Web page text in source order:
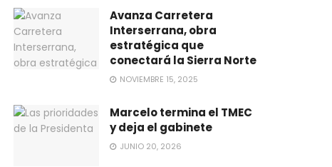
Avanza Carretera
Interserrana, obra
estratégica que
conectará la Sierra Norte
NOVIEMBRE 15, 2025
Marcelo termina el TMEC
y deja el gabinete
JUNIO 20, 2026